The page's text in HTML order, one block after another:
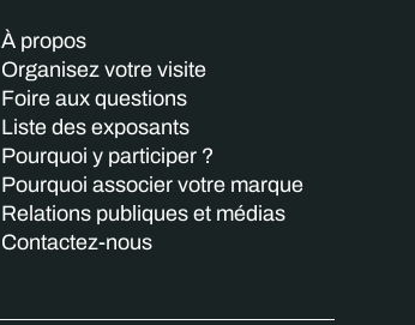
À propos
Organisez votre visite
Foire aux questions
Liste des exposants
Pourquoi y participer ?
Pourquoi associer votre marque
Relations publiques et médias
Contactez-nous